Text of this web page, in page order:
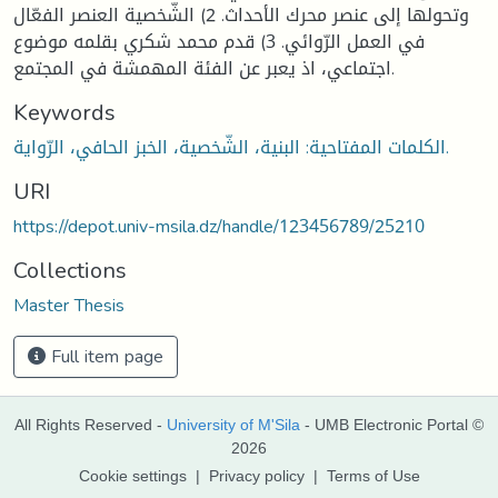
وتحولها إلى عنصر محرك الأحداث. 2) الشّخصية العنصر الفعّال
في العمل الرّوائي. 3) قدم محمد شكري بقلمه موضوع
اجتماعي، اذ يعبر عن الفئة المهمشة في المجتمع.
Keywords
الكلمات المفتاحية: البنية، الشّخصية، الخبز الحافي، الرّواية.
URI
https://depot.univ-msila.dz/handle/123456789/25210
Collections
Master Thesis
Full item page
All Rights Reserved - University of M'Sila - UMB Electronic Portal ©
2026
Cookie settings | Privacy policy | Terms of Use